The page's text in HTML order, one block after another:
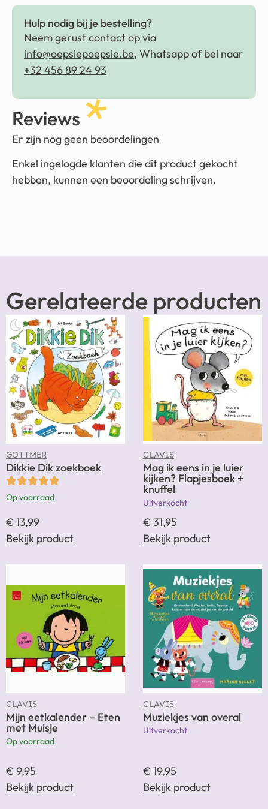
Hulp nodig bij je bestelling?
Neem gerust contact op via
info@oepsiepoepsie.be, Whatsapp of bel naar
+32 456 89 24 93
Reviews
Er zijn nog geen beoordelingen
Enkel ingelogde klanten die dit product gekocht
hebben, kunnen een beoordeling schrijven.
Gerelateerde producten
GOTTMER
Dikkie Dik zoekboek
Op voorraad
€ 13,99
Bekijk product
CLAVIS
Mag ik eens in je luier
kijken? Flapjesboek +
knuffel
Uitverkocht
€ 31,95
Bekijk product
CLAVIS
Mijn eetkalender – Eten
met Muisje
Op voorraad
€ 9,95
Bekijk product
CLAVIS
Muziekjes van overal
Uitverkocht
€ 19,95
Bekijk product